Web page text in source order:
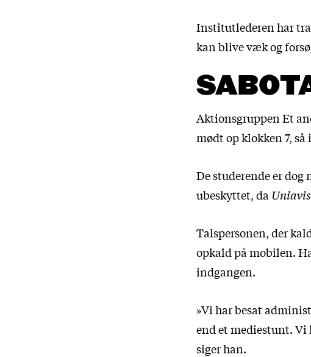
Institutlederen har
kan blive væk og
Aktionsgruppen Et
mødt op klokken 7,
De studerende er
ubeskyttet, da
Talspersonen, der
opkald på mobilen.
indgangen.
»Vi har besat
end et mediestunt. Vi
siger han.